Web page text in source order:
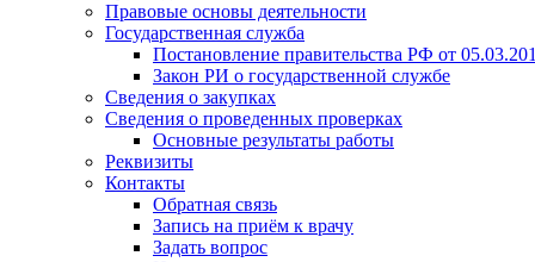
Правовые основы деятельности
Государственная служба
Постановление правительства РФ от
Закон РИ о государственной службе
Сведения о закупках
Сведения о проведенных проверках
Основные результаты работы
Реквизиты
Контакты
Обратная связь
Запись на приём к врачу
Задать вопрос